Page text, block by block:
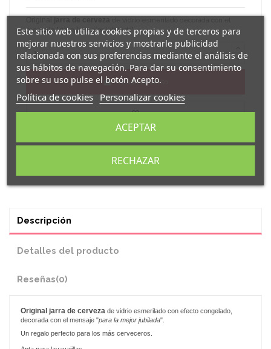
mensaje "para la mejor jubilada ".
Añadir al carrito
Descripción
Detalles del producto
Reseñas(0)
Original jarra de cerveza de vidrio esmerilado con efecto congelado,
decorada con el mensaje "para la mejor jubilada".
Un regalo perfecto para los más cerveceros.
Este sitio web utiliza cookies propias y de terceros para
mejorar nuestros servicios y mostrarle publicidad
relacionada con sus preferencias mediante el análisis de
sus hábitos de navegación. Para dar su consentimiento
sobre su uso pulse el botón Acepto.
Política de cookies Personalizar cookies
RECHAZAR
ACEPTAR